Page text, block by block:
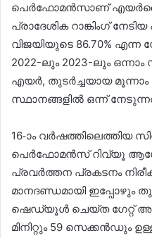
പെർഫോമൻസാണ്
പ്രാദേശിക റാങ്കിംഗ്
വിജയിയുടെ 86.70%
2022-ലും 2023-ലും
എയർ, തുടർച്ചയായ
സ്ഥാനങ്ങളില്‍ ഒന്ന്
16-ാം വർഷത്തിലെത്തിയ
പെർഫോമൻസ് റിവ്യൂ
പ്രവർത്തന പ്രകടനം
മാനദണ്ഡമായി
ഷെഡ്യൂള്‍ ചെയ്ത ഗേറ്റ്
മിനിറ്റും 59 സെക്കൻഡും